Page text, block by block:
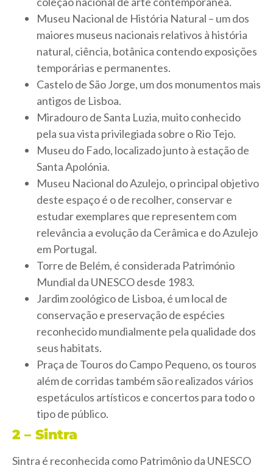
Museu Nacional de História Natural – um dos
maiores museus nacionais relativos à história
natural, ciência, botânica contendo exposições
temporárias e permanentes.
Castelo de São Jorge, um dos monumentos mais
antigos de Lisboa.
Miradouro de Santa Luzia, muito conhecido
pela sua vista privilegiada sobre o Rio Tejo.
Museu do Fado, localizado junto à estação de
Santa Apolónia.
Museu Nacional do Azulejo, o principal objetivo
deste espaço é o de recolher, conservar e
estudar exemplares que representem com
relevância a evolução da Cerâmica e do Azulejo
em Portugal.
Torre de Belém, é considerada Património
Mundial da UNESCO desde 1983.
Jardim zoológico de Lisboa, é um local de
conservação e preservação de espécies
reconhecido mundialmente pela qualidade dos
seus habitats.
Praça de Touros do Campo Pequeno, os touros
além de corridas também são realizados vários
espetáculos artísticos e concertos para todo o
tipo de público.
2 – Sintra
Sintra é reconhecida como Patrimônio da UNESCO